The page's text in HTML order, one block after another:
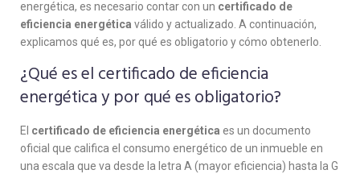
energética, es necesario contar con un certificado de
eficiencia energética válido y actualizado. A continuación,
explicamos qué es, por qué es obligatorio y cómo obtenerlo.
¿Qué es el certificado de eficiencia
energética y por qué es obligatorio?
El certificado de eficiencia energética es un documento
oficial que califica el consumo energético de un inmueble en
una escala que va desde la letra A (mayor eficiencia) hasta la G